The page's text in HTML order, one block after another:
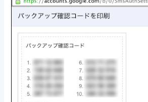
2
段
階